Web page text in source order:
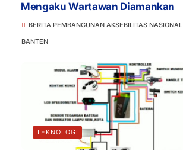
Mengaku Wartawan Diamankan
BERITA PEMBANGUNAN AKSEBILITAS NASIONAL
BANTEN
TEKNOLOGI